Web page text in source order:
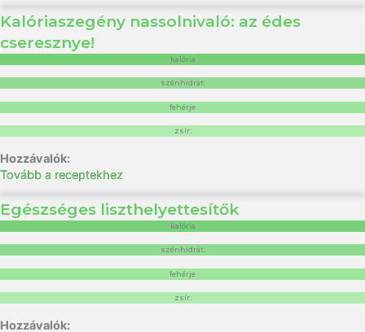
Kalóriaszegény nassolnivaló: az édes
cseresznye!
kalória
szénhidrát:
fehérje
zsír:
Tovább a receptekhez
Egészséges liszthelyettesítők
kalória
szénhidrát:
fehérje
zsír: